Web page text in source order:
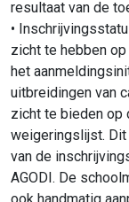
resultaat van de
•
zicht te hebben
het
uitbreidingen van
zicht te bieden op
weigeringslijst.
van de
AGODI. De